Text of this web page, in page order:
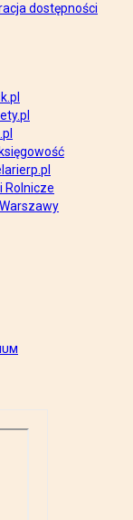
dostępności
Rolnicze